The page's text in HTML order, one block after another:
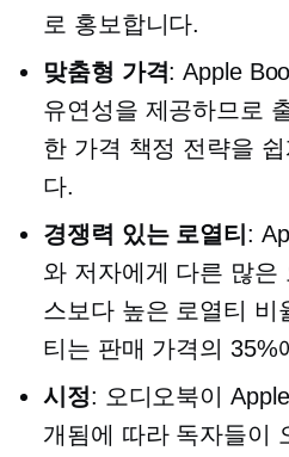
로 홍보합니다.
맞춤형 가격: Apple
유연성을 제공하므로
한 가격 책정 전략을
다.
경쟁력 있는 로열티 :
와 저자에게 다른 많은
스보다 높은 로열티 비
티는 판매 가격의 35%
시정: 오디오북이
개됨에 따라 독자들이